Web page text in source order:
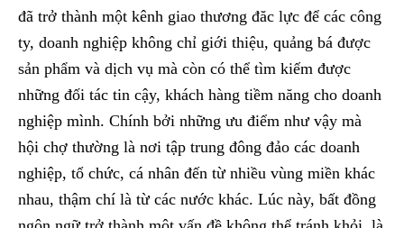
đã trở thành một kênh giao thương đăc lực để các công
ty, doanh nghiệp không chỉ giới thiệu, quảng bá được
sản phẩm và dịch vụ mà còn có thể tìm kiếm được
những đối tác tin cậy, khách hàng tiềm năng cho doanh
nghiệp mình. Chính bởi những ưu điểm như vậy mà
hội chợ thường là nơi tập trung đông đảo các doanh
nghiệp, tổ chức, cá nhân đến từ nhiều vùng miền khác
nhau, thậm chí là từ các nước khác. Lúc này, bất đồng